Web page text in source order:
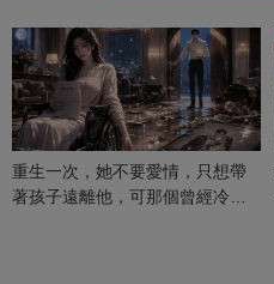
重生一次，她不要愛情，只想帶
著孩子遠離他，可那個曾經冷漠